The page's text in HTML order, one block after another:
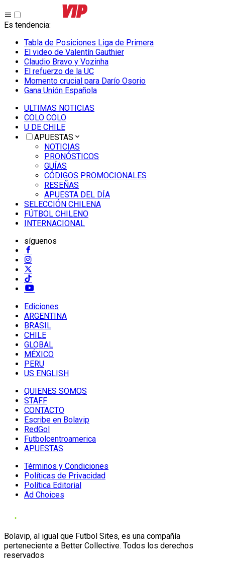
Es tendencia:
Tabla de Posiciones Liga de Primera
El video de Valentín Gauthier
Claudio Bravo y Vozinha
El refuerzo de la UC
Momento crucial para Darío Osorio
Gana Unión Española
ULTIMAS NOTICIAS
COLO COLO
U DE CHILE
APUESTAS
NOTICIAS
PRONÓSTICOS
GUÍAS
CÓDIGOS PROMOCIONALES
RESEÑAS
APUESTA DEL DÍA
SELECCIÓN CHILENA
FÚTBOL CHILENO
INTERNACIONAL
síguenos
Ediciones
ARGENTINA
BRASIL
CHILE
GLOBAL
MÉXICO
PERU
US ENGLISH
QUIENES SOMOS
STAFF
CONTACTO
Escribe en Bolavip
RedGol
Futbolcentroamerica
APUESTAS
Términos y Condiciones
Políticas de Privacidad
Política Editorial
Ad Choices
Bolavip, al igual que Futbol Sites, es una compañía
perteneciente a Better Collective. Todos los derechos
reservados